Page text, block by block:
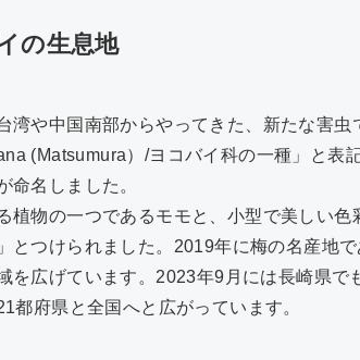
の生息地
湾や中国南部からやってきた、新たな害虫
(Matsumura）/ヨコバイ科の一種」と表
命名しました。
植物の一つであるモモと、小型で美しい色
とつけられました。2019年に梅の名産地
を広げています。2023年9月には長崎県
都府県と全国へと広がっています。